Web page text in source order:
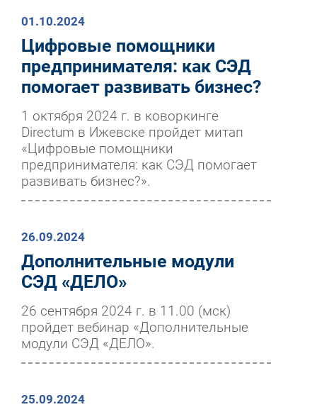
01.10.2024
Цифровые помощники
предпринимателя: как СЭД
помогает развивать бизнес?
1 октября 2024 г. в коворкинге
Directum в Ижевске пройдет митап
«Цифровые помощники
предпринимателя: как СЭД помогает
развивать бизнес?».
26.09.2024
Дополнительные модули
СЭД «ДЕЛО»
26 сентября 2024 г. в 11.00 (мск)
пройдет вебинар «Дополнительные
модули СЭД «ДЕЛО».
25.09.2024